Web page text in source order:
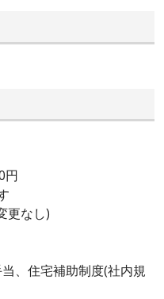
円
更なし)
、住宅補助制度(社内規